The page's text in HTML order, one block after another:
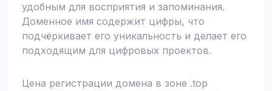
удобным для восприятия и запоминания.
Доменное имя содержит цифры, что
подчёркивает его уникальность и делает его
подходящим для цифровых проектов.
Цена регистрации домена в зоне .top